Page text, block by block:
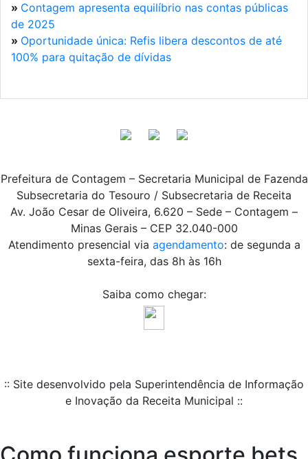
» Contagem apresenta equilíbrio nas contas públicas
de 2025
» Oportunidade única: Refis libera descontos de até
100% para quitação de dívidas
Prefeitura de Contagem – Secretaria Municipal de Fazenda
Subsecretaria do Tesouro / Subsecretaria de Receita
Av. João Cesar de Oliveira, 6.620 – Sede – Contagem –
Minas Gerais – CEP 32.040-000
Atendimento presencial via agendamento: de segunda a
sexta-feira, das 8h às 16h
Saiba como chegar:
:: Site desenvolvido pela Superintendência de Informação
e Inovação da Receita Municipal ::